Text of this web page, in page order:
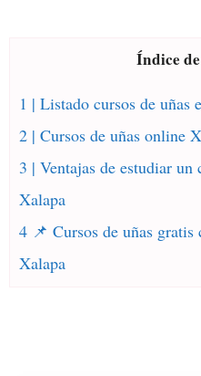
Índice
1 | Listado cursos de uñas
2 | Cursos de uñas online
3 | Ventajas de estudiar
Xalapa
4 📌 Cursos de uñas
Xalapa